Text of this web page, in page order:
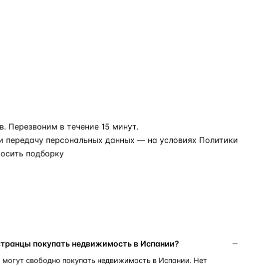
Перезвоним в течение 15 минут.
передачу персональных данных — на условиях Политики
подборку
покупать недвижимость в Испании?
свободно покупать недвижимость в Испании. Нет